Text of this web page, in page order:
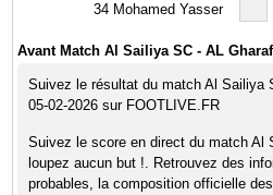
34 Mohamed Yasser
Avant Match Al Sailiya SC - AL
Suivez le résultat du match Al Sailiya
05-02-2026 sur FOOTLIVE.FR
Suivez le score en direct du match Al
loupez aucun but !. Retrouvez des
probables, la composition officielle